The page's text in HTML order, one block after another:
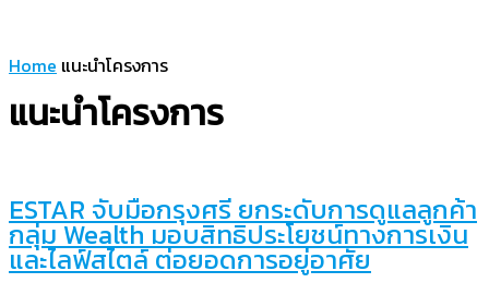
Home แนะนำโครงการ
แนะนำโครงการ
ESTAR จับมือกรุงศรี ยกระดับการดูแลลูกค้า
กลุ่ม Wealth มอบสิทธิประโยชน์ทางการเงิน
และไลฟ์สไตล์ ต่อยอดการอยู่อาศัย